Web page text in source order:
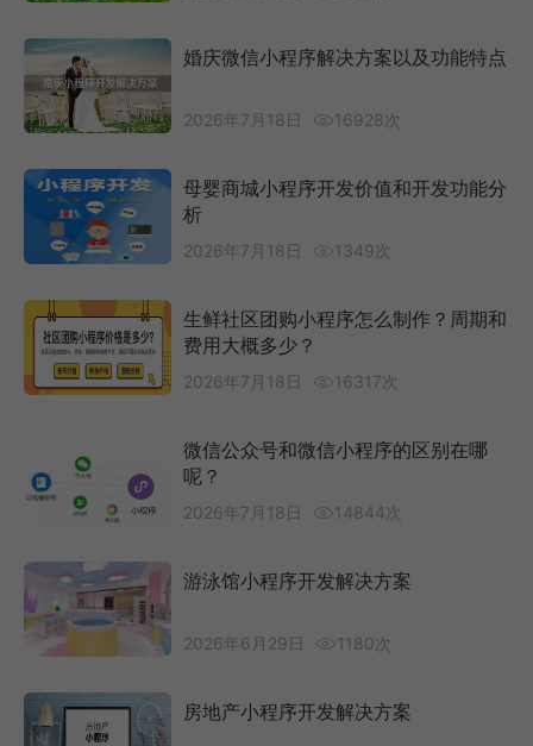
婚庆微信小程序解决方案以及功能特点
2026年7月18日 16928次
母婴商城小程序开发价值和开发功能分
析
2026年7月18日 1349次
生鲜社区团购小程序怎么制作？周期和
费用大概多少？
2026年7月18日 16317次
微信公众号和微信小程序的区别在哪
呢？
2026年7月18日 14844次
游泳馆小程序开发解决方案
2026年6月29日 1180次
房地产小程序开发解决方案